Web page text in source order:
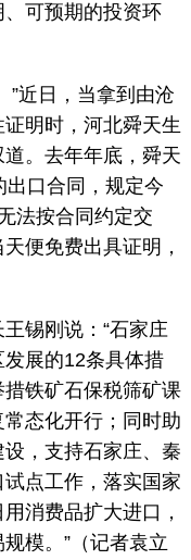
可预期的投资环
近日，当拿到由沧
明时，河北舜天生
。去年年底，舜天
口合同，规定今
法按合同约定交
便免费出具证明，
锡刚说：“石家庄
展的12条具体措
铁矿石保税筛矿课
态化开行；同时助
，支持石家庄、秦
点工作，落实国家
消费品扩大进口，
模。”（记者袁立